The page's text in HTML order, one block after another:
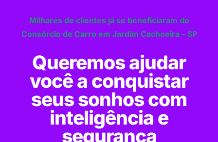
Milhares de clientes já se beneficiaram do
Consórcio de Carro em Jardim Cachoeira – SP
Queremos ajudar
você a conquistar
seus sonhos com
inteligência e
segurança